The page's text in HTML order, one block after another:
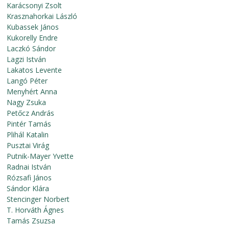
Karácsonyi Zsolt
Krasznahorkai László
Kubassek János
Kukorelly Endre
Laczkó Sándor
Lagzi István
Lakatos Levente
Langó Péter
Menyhért Anna
Nagy Zsuka
Petőcz András
Pintér Tamás
Plihál Katalin
Pusztai Virág
Putnik-Mayer Yvette
Radnai István
Rózsafi János
Sándor Klára
Stencinger Norbert
T. Horváth Ágnes
Tamás Zsuzsa